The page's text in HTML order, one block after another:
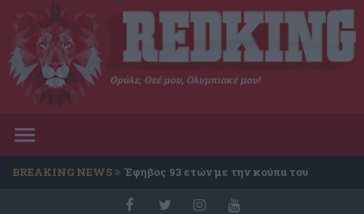
Θρύλε, Θεέ μου, Ολυμπιακέ μου!
Toggle
BREAKING NEWS Έφηβος 93 ετών με την κούπα του